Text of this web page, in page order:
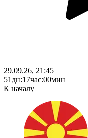
29.09.26, 21:45
51 дн:17час:00мин
К началу